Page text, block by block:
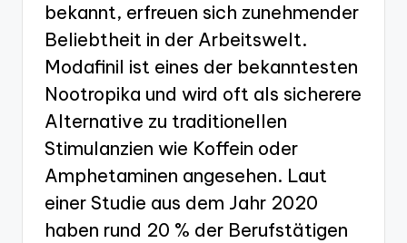
bekannt, erfreuen sich zunehmender
Beliebtheit in der Arbeitswelt.
Modafinil ist eines der bekanntesten
Nootropika und wird oft als sicherere
Alternative zu traditionellen
Stimulanzien wie Koffein oder
Amphetaminen angesehen. Laut
einer Studie aus dem Jahr 2020
haben rund 20 % der Berufstätigen